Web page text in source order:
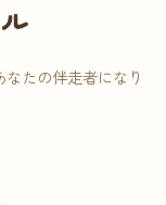
たの伴走者になり